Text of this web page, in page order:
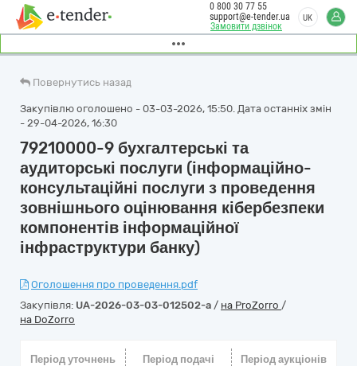
Замовити дзвінок
0 800 30 77 55
support@e-tender.ua
UK
Повернутись назад
Закупівлю оголошено - 03-03-2026, 15:50. Дата останніх змін
- 29-04-2026, 16:30
79210000-9 бухгалтерські та
аудиторські послуги (інформаційно-
консультаційні послуги з проведення
зовнішнього оцінювання кібербезпеки
компонентів інформаційної
інфраструктури банку)
Оголошення про проведення.pdf
Закупівля: UA-2026-03-03-012502-a / на ProZorro /
на DoZorro
Період уточнень
Період подачі
Період аукціонів